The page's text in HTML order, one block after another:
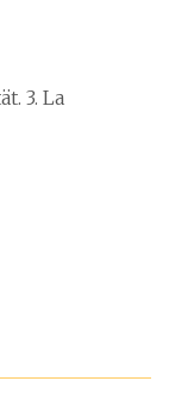
Konkurrenzfähiger Preis, hohe Qualität. 3. La